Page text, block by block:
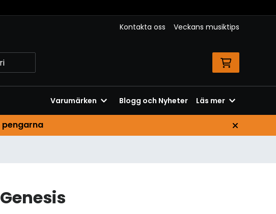
Kontakta oss Veckans musiktips
Varumärken Blogg och Nyheter Läs mer